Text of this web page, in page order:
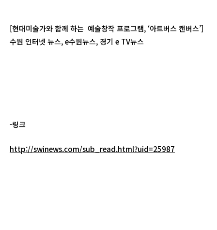
[현대미술가와 함께 하는 예술창작 프로그램, ‘아트버스 캔버스’]
수원 인터넷 뉴스, e수원뉴스, 경기 e TV뉴스
-링크
http://swinews.com/sub_read.html?uid=25987